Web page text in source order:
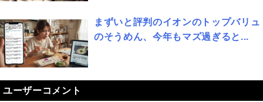
まずいと評判のイオンのトップバリュ
のそうめん、今年もマズ過ぎると...
ユーザーコメント